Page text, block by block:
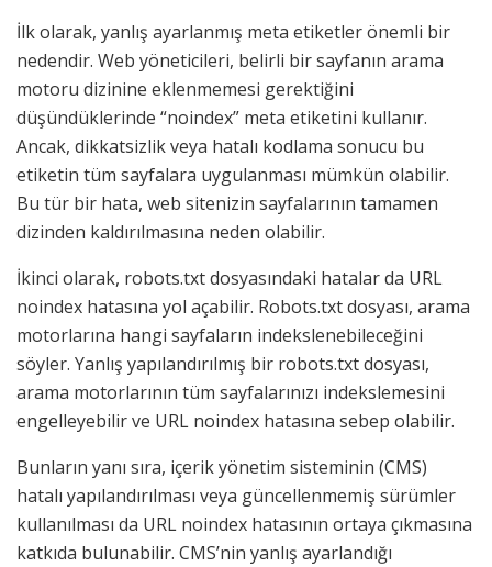
İlk olarak, yanlış ayarlanmış meta etiketler önemli bir
nedendir. Web yöneticileri, belirli bir sayfanın arama
motoru dizinine eklenmemesi gerektiğini
düşündüklerinde “noindex” meta etiketini kullanır.
Ancak, dikkatsizlik veya hatalı kodlama sonucu bu
etiketin tüm sayfalara uygulanması mümkün olabilir.
Bu tür bir hata, web sitenizin sayfalarının tamamen
dizinden kaldırılmasına neden olabilir.
İkinci olarak, robots.txt dosyasındaki hatalar da URL
noindex hatasına yol açabilir. Robots.txt dosyası, arama
motorlarına hangi sayfaların indekslenebileceğini
söyler. Yanlış yapılandırılmış bir robots.txt dosyası,
arama motorlarının tüm sayfalarınızı indekslemesini
engelleyebilir ve URL noindex hatasına sebep olabilir.
Bunların yanı sıra, içerik yönetim sisteminin (CMS)
hatalı yapılandırılması veya güncellenmemiş sürümler
kullanılması da URL noindex hatasının ortaya çıkmasına
katkıda bulunabilir. CMS’nin yanlış ayarlandığı